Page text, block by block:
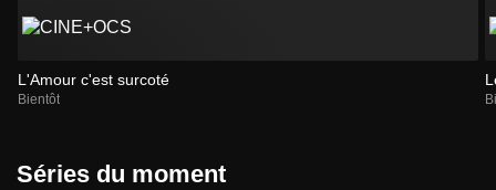
L'Amour c'est surcoté
Bientôt
Séries du moment